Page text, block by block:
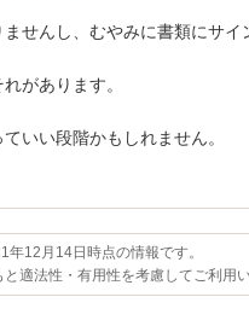
せんし、むやみに書類にサイ
があります。
いい段階かもしれません。
年12月14日時点の情報です。
と適法性・有用性を考慮してご利用